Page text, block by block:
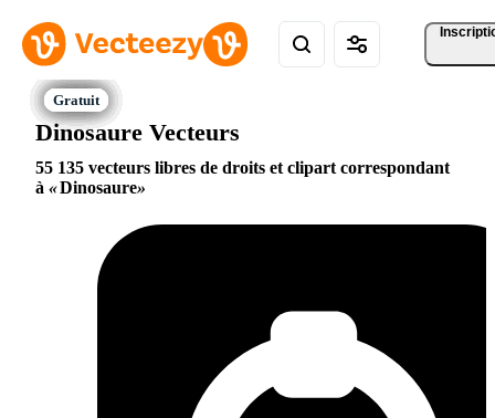
Dinosaure Vecteurs
55 135 vecteurs libres de droits et clipart correspondant
à
Dinosaure